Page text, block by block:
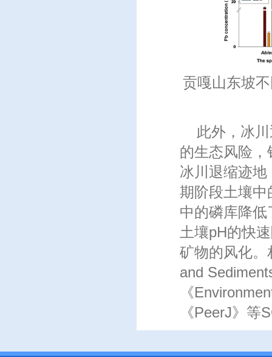
贡嘎山东坡
此外，冰川
的生态风险
冰川退缩迹
期阶段土壤中
中的磷库降
土壤pH的快
矿物的风化。
and
《
《PeerJ》等